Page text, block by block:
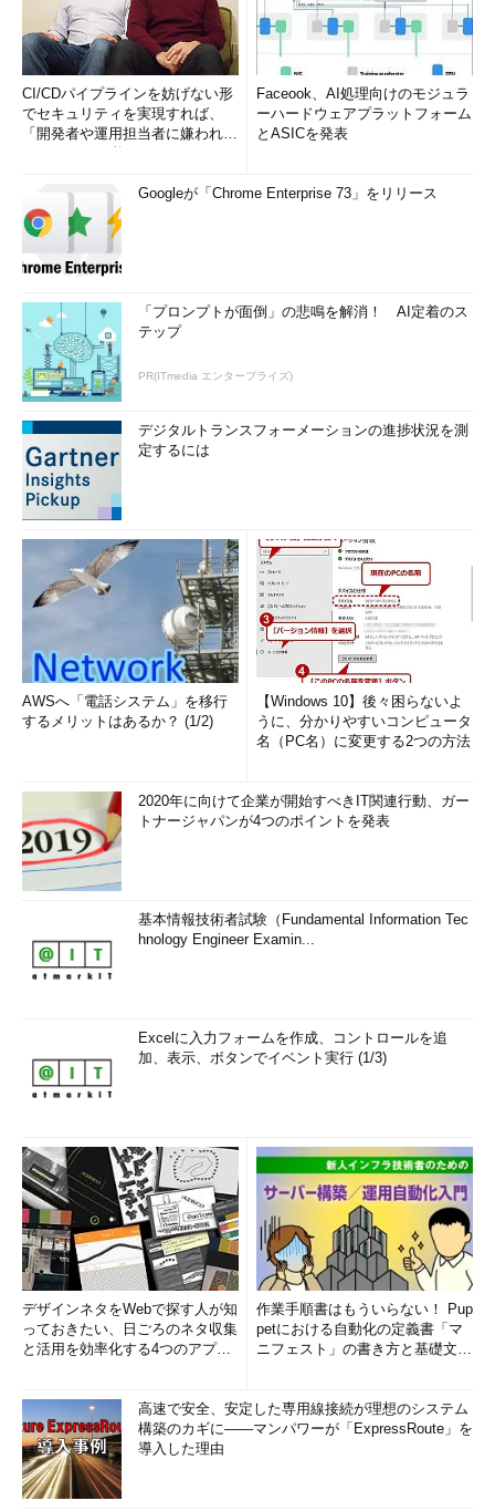
CI/CDパイプラインを妨げない形
でセキュリティを実現すれば、
「開発者や運用担当者に嫌われな
Faceook、AI処理向けのモジュラ
ーハードウェアプラットフォーム
とASICを発表
Googleが「Chrome Enterprise 73」をリリース
「プロンプトが面倒」の悲鳴を解消！ AI定着のス
テップ
PR(ITmedia エンタープライズ)
デジタルトランスフォーメーションの進捗状況を測
定するには
AWSへ「電話システム」を移行
するメリットはあるか？ (1/2)
【Windows 10】後々困らないよ
うに、分かりやすいコンピュータ
名（PC名）に変更する2つの方法
2020年に向けて企業が開始すべきIT関連行動、ガー
トナージャパンが4つのポイントを発表
基本情報技術者試験（Fundamental Information Tec
hnology Engineer Examin...
Excelに入力フォームを作成、コントロールを追
加、表示、ボタンでイベント実行 (1/3)
デザインネタをWebで探す人が知
っておきたい、日ごろのネタ収集
と活用を効率化する4つのアプリ
作業手順書はもういらない！ Pup
petにおける自動化の定義書「マ
ニフェスト」の書き方と基礎文法
高速で安全、安定した専用線接続が理想のシステム
構築のカギに――マンパワーが「ExpressRoute」を
導入した理由